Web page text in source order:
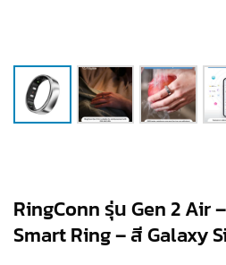
RingConn รุ่น Gen 2 Air
Smart Ring – สี Galaxy